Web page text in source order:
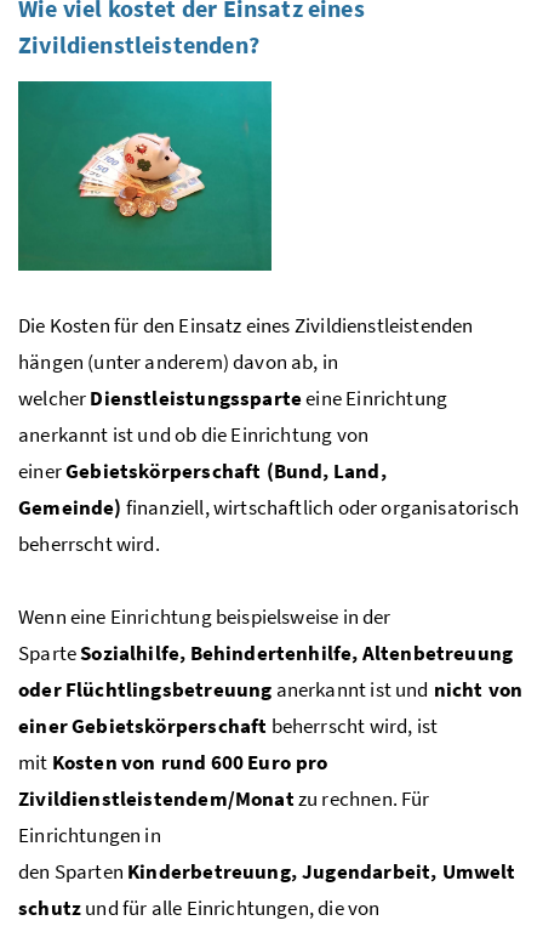
Wie viel kostet der Einsatz eines
Zivildienstleistenden?
Die Kosten für den Einsatz eines Zivildienstleistenden
hängen (unter anderem) davon ab, in
welcherDienstleistungssparteeine Einrichtung
anerkannt ist und ob die Einrichtung von
einerGebietskörperschaft (Bund, Land,
Gemeinde) finanziell, wirtschaftlich oder organisatorisch
beherrscht wird.
Wenn eine Einrichtung beispielsweise in der
SparteSozialhilfe, Behindertenhilfe, Altenbetreuung
oder Flüchtlingsbetreuung anerkannt ist und nicht von
einer Gebietskörperschaft beherrscht wird, ist
mit Kosten von rund 600 Euro pro
Zivildienstleistendem/Monatzu rechnen. Für
Einrichtungen in
den Sparten Kinderbetreuung, Jugendarbeit, Umwelt
schutzund für alle Einrichtungen, die von